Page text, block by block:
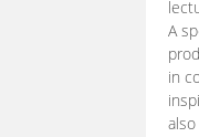
A
in